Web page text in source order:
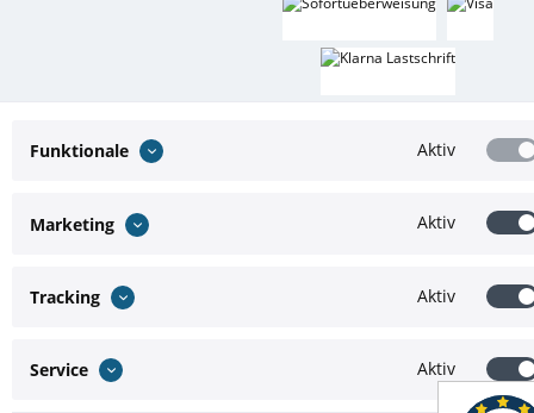
* Alle Preise inkl. gesetzl. Mehrwertsteuer zzgl. Versandkostenund ggf.
Nachnahmegebühren, wenn nicht anders beschrieben
Funktionale Aktiv
Marketing Aktiv
Tracking Aktiv
Service Aktiv